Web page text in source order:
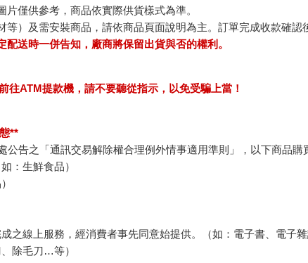
僅供參考，商品依實際供貨樣式為準。
）及需安裝商品，請依商品頁面說明為主。訂單完成收款確認
送時一併告知，廠商將保留出貨與否的權利。
ATM提款機，請不要聽從指示，以免受騙上當！
**
告之「通訊交易解除權合理例外情事適用準則」，以下商品
：生鮮食品）
之線上服務，經消費者事先同意始提供。（如：電子書、電子
除毛刀…等）